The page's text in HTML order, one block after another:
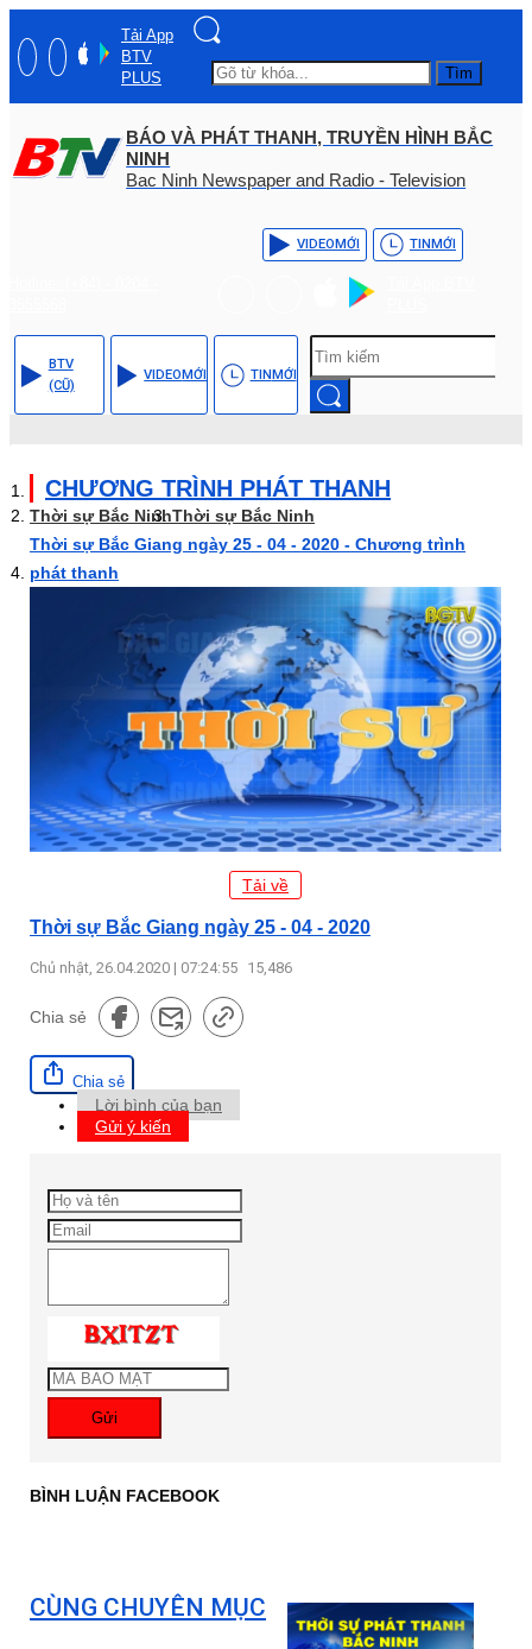
Tải App
BTV
PLUS
Tìm
BÁO VÀ PHÁT THANH, TRUYỀN HÌNH BẮC
NINH
Bac Ninh Newspaper and Radio - Television
VIDEOMỚI TINMỚI
BTV
(CŨ)
VIDEOMỚI TINMỚI
CHƯƠNG TRÌNH PHÁT THANH
Thời sự Bắc NinhThời sự Bắc Ninh
Thời sự Bắc Giang ngày 25 - 04 - 2020 - Chương trình
phát thanh
Tải về
Thời sự Bắc Giang ngày 25 - 04 - 2020
Chủ nhật, 26.04.2020 | 07:24:55 15,486
Chia sẻ
Chia sẻ
Lời bình của bạn
Gửi ý kiến
Gửi
BÌNH LUẬN FACEBOOK
CÙNG CHUYÊN MỤC